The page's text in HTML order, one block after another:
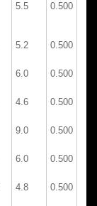
5.5 0.500
5.2 0.500
6.0 0.500
4.6 0.500
9.0 0.500
6.0 0.500
4.8 0.500